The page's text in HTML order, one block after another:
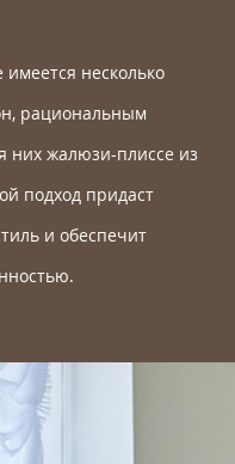
несколько
рациональным
них жалюзи-плиссе из
подход придаст
и обеспечит